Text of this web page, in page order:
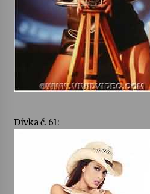
Dívka č. 61: